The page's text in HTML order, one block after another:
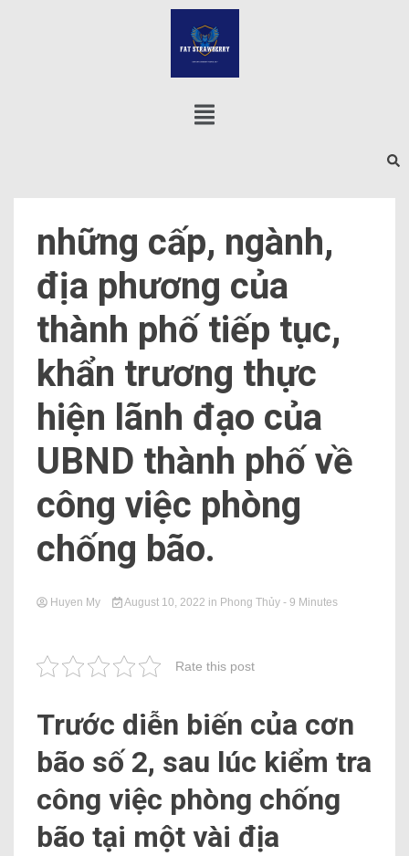
những cấp, ngành,
địa phương của
thành phố tiếp tục,
khẩn trương thực
hiện lãnh đạo của
UBND thành phố về
công việc phòng
chống bão.
Huyen My August 10, 2022 in Phong Thủy - 9 Minutes
Rate this post
Trước diễn biến của cơn
bão số 2, sau lúc kiểm tra
công việc phòng chống
bão tại một vài địa